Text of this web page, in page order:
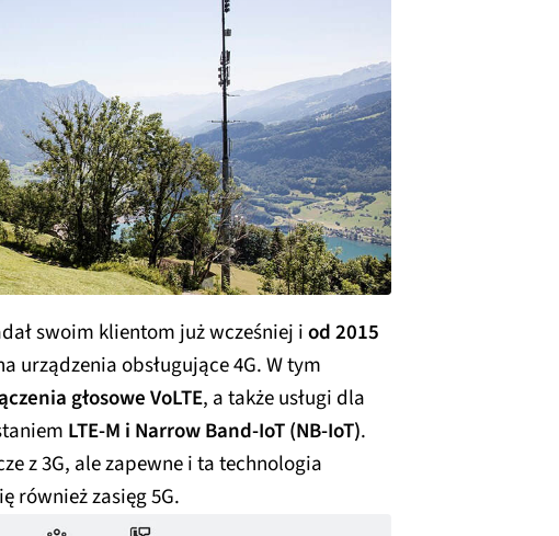
swoim klientom już wcześniej iod 2015
urządzenia obsługujące 4G. W tym
głosowe VoLTE, a także usługi dla
LTE-M i Narrow Band-IoT (NB-IoT).
z 3G, ale zapewne i ta technologia
również zasięg 5G.